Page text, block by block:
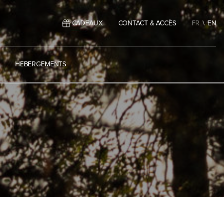
CADEAUX CONTACT & ACCÈS FR EN
HEBERGEMENTS